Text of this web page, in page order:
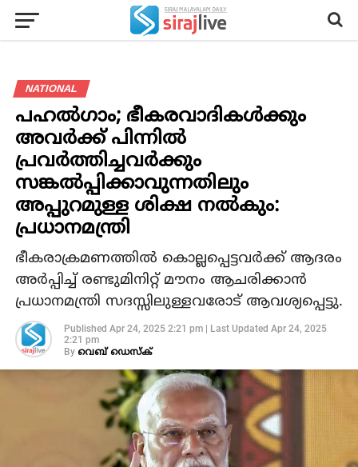
NATIONAL
പഹല്‍ഗാം; ഭീകരവാദികള്‍ക്കും
അവര്‍ക്ക് പിന്നില്‍
പ്രവര്‍ത്തിച്ചവര്‍ക്കും
സങ്കല്‍പ്പിക്കാവുന്നതിലും
അപ്പുറമുള്ള ശിക്ഷ നല്‍കും:
പ്രധാനമന്ത്രി
ഭീകരാക്രമണത്തില്‍ കൊല്ലപ്പെട്ടവര്‍ക്ക് ആദരം
അര്‍പ്പിച്ച് രണ്ടുമിനിറ്റ് മൗനം ആചരിക്കാന്‍
പ്രധാനമന്ത്രി സദസ്സിലുള്ളവരോട് ആവശ്യപ്പെട്ടു.
Published Apr 24, 2025 2:21 pm| Last Updated Apr 24, 2025
2:21 pm
By വെബ് ഡെസ്‌ക്